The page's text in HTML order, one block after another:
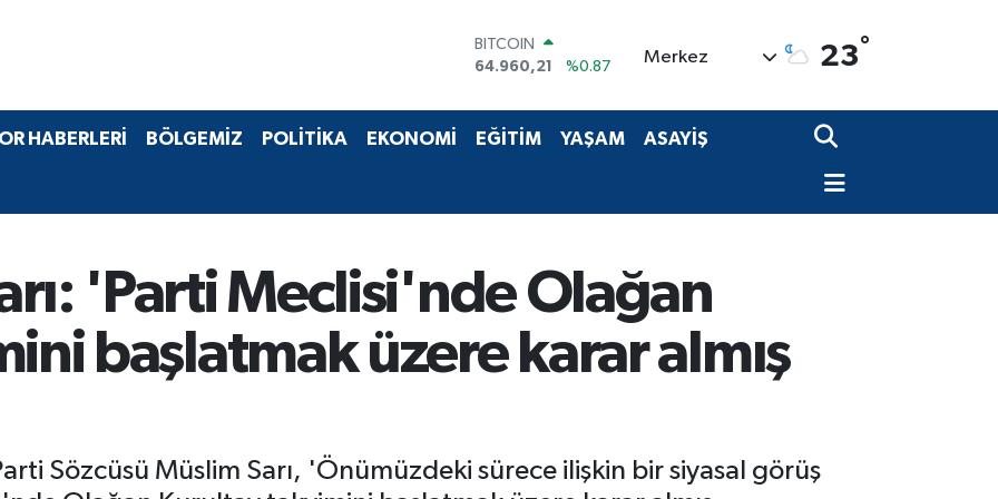
DOLAR
47,7436
%0.18
55,2510
%0.32
STERLİN
64.960,21
%0.87
Merkez 23°
HABERLERİ BÖLGEMİZ POLİTİKA EKONOMİ EĞİTİM YAŞAM ASAYİŞ
'Parti Meclisi'nde Olağan
başlatmak üzere karar almış
Sözcüsü Müslim Sarı, 'Önümüzdeki sürece ilişkin bir siyasal görüş